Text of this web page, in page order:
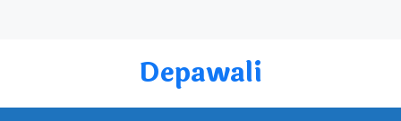
content
Depawali